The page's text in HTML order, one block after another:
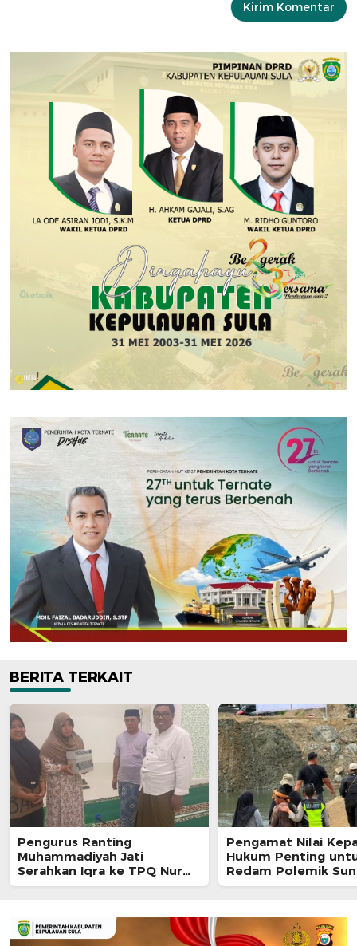
BERITA TERKAIT
Pengurus Ranting
Muhammadiyah Jati
Serahkan Iqra ke TPQ Nur
Insani
Pengamat Nilai
Hukum Penting
Redam Polemik
Akelamo